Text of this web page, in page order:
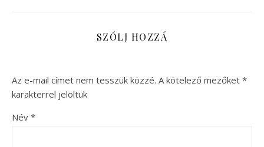
SZÓLJ HOZZÁ
Az e-mail címet nem tesszük közzé. A kötelező mezőket *
karakterrel jelöltük
Név *